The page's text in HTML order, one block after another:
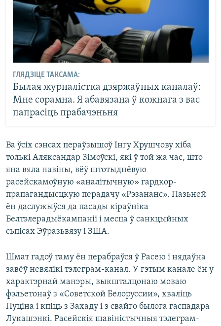
ГЛЯДЗІЦЕ ТАКСАМА:
Былая журналістка дзяржаўных каналаў:
Мне сорамна. Я абавязана ў кожнага з вас
папрасіць прабачэньня
Ва ўсіх сэнсах пераўзышоў Інгу Хрушчову хіба
толькі Аляксандар Зімоўскі, які ў той жа час, што
яна вяла навіны, вёў штотыднёвую
расейскамоўную «аналітычную» гардкор-
прапагандысцкую перадачу «Рэзананс». Пазьней
ён даслужыўся да пасады кіраўніка
Белтэлерадыёкампаніі і месца ў санкцыйных
сьпісах Эўразьвязу і ЗША.
Шмат гадоў таму ён перабраўся ў Расею і нядаўна
завёў невялікі тэлеграм-канал. У гэтым канале ён у
характэрнай манэры, выкшталцонаю моваю
фэльетонаў з «Советской Белоруссии», хваліць
Пуціна і кпіць з Захаду і з свайго былога гаспадара
Лукашэнкі. Расейскія шавіністычныя тэлеграм-